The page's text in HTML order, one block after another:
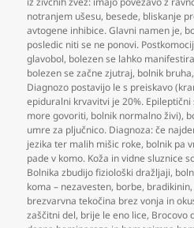
notranjem ušesu, besede, bliskanje
avtogene inhibice. Glavni namen je,
posledic niti se ne ponovi.
glavobol, bolezen se lahko
bolezen se začne zjutraj, bolnik bruha,
Diagnozo postavijo le s preiskavo
epiduralni krvavitvi je 20%.
more govoriti, bolnik normalno živi),
umre za pljučnico. Diagnoza: če
jezika ter malih mišic roke, bolnik pa
pade v komo. Koža in vidne sluznice
Bolnika zbudijo fiziološki dražljaji,
koma – nezavesten, borbe, bradikinin,
brezvarvna tekočina brez vonja in
zaščitni del, brije le eno lice, Brocovo